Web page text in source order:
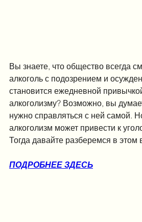
Вы знаете, что общество всегда
алкоголь с подозрением и
становится ежедневной
алкоголизму? Возможно, вы
нужно справляться с ней самой.
алкоголизм может привести к
Тогда давайте разберемся в этом
ПОДРОБНЕЕ ЗДЕСЬ